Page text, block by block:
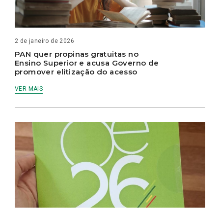
2 de janeiro de 2026
PAN quer propinas gratuitas no
Ensino Superior e acusa Governo de
promover elitização do acesso
VER MAIS